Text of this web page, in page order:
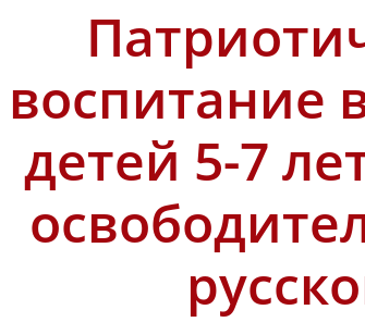
воспитание
детей 5-7